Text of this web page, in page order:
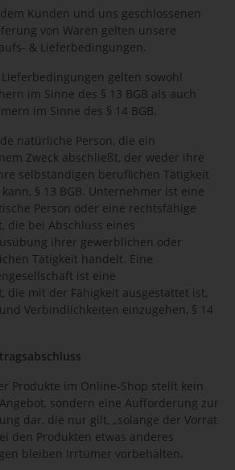
Kunden und uns geschlossenen
von Waren gelten unsere
& Lieferbedingungen.
Lieferbedingungen gelten sowohl
im Sinne des § 13 BGB als auch
im Sinne des § 14 BGB.
natürliche Person, die ein
Zweck abschließt, der weder ihre
selbständigen beruflichen Tätigkeit
§ 13 BGB. Unternehmer ist eine
Person oder eine rechtsfähige
die bei Abschluss eines
ihrer gewerblichen oder
Tätigkeit handelt. Eine
ist eine
die mit der Fähigkeit ausgestattet ist,
Verbindlichkeiten einzugehen, § 14
Produkte im Online-Shop stellt kein
sondern eine Aufforderung zur
dar, die nur gilt, „solange der Vorrat
den Produkten etwas anderes
bleiben Irrtümer vorbehalten.